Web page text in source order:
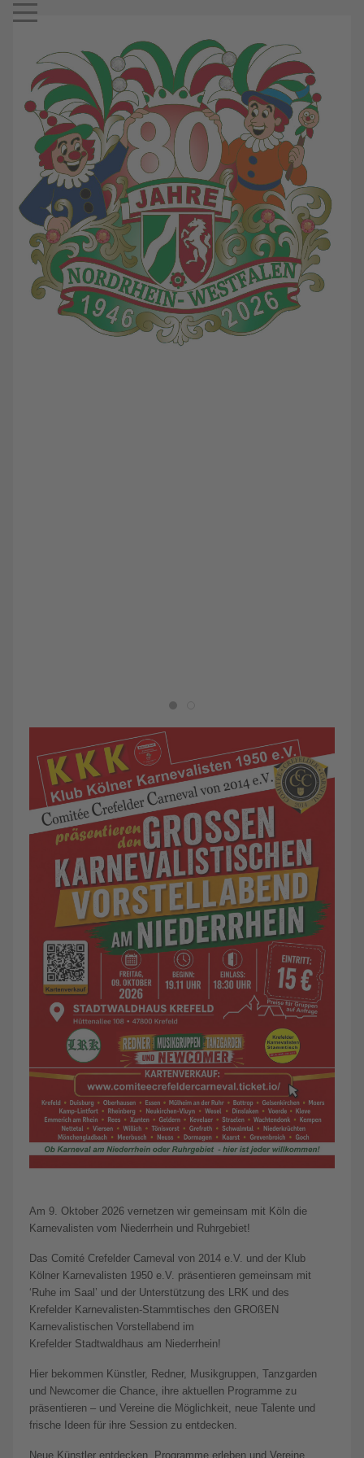
Mobile Menu Toggle
Am 9. Oktober 2026 vernetzen wir gemeinsam mit Köln die
Karnevalisten vom Niederrhein und Ruhrgebiet!
Das Comité Crefelder Carneval von 2014 e.V. und der Klub
Kölner Karnevalisten 1950 e.V. präsentieren gemeinsam mit
‘Ruhe im Saal’ und der Unterstützung des LRK und des
Krefelder Karnevalisten-Stammtisches den GROßEN
Karnevalistischen Vorstellabend im
Krefelder Stadtwaldhaus am Niederrhein!
Hier bekommen Künstler, Redner, Musikgruppen, Tanzgarden
und Newcomer die Chance, ihre aktuellen Programme zu
präsentieren – und Vereine die Möglichkeit, neue Talente und
frische Ideen für ihre Session zu entdecken.
Neue Künstler entdecken, Programme erleben und Vereine